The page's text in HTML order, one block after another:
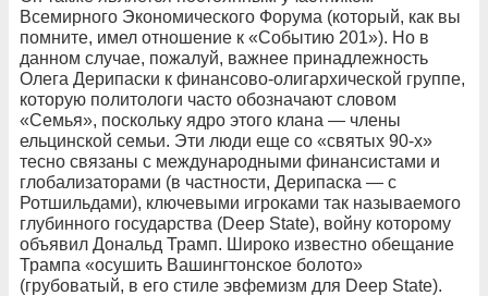
Всемирного Экономического Форума (который, как вы
помните, имел отношение к «Событию 201»). Но в
данном случае, пожалуй, важнее принадлежность
Олега Дерипаски к финансово-олигархической группе,
которую политологи часто обозначают словом
«Семья», поскольку ядро этого клана — члены
ельцинской семьи. Эти люди еще со «святых 90-х»
тесно связаны с международными финансистами и
глобализаторами (в частности, Дерипаска — с
Ротшильдами), ключевыми игроками так называемого
глубинного государства (Deep State), войну которому
объявил Дональд Трамп. Широко известно обещание
Трампа «осушить Вашингтонское болото»
(грубоватый, в его стиле эвфемизм для Deep State).